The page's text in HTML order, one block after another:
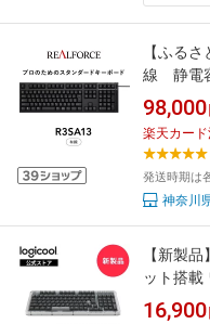
【ふる
線 静電
R3SA13
アルフォ
98,000
楽天カー
発送時期は
神奈川
【新製
ット搭載
本語配列
16,900